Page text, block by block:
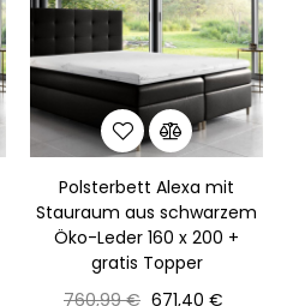
Polsterbett Alexa mit
Stauraum aus schwarzem
Öko-Leder 160 x 200 +
gratis Topper
Normaler
760,99 € Preis
671,40 €